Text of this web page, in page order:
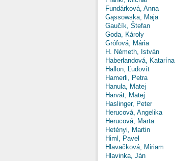
Fundárková, Anna
Gąssowska, Maja
Gaučík, Štefan
Goda, Károly
Grófová, Mária
H. Németh, István
Haberlandová, Katarína
Hallon, Ľudovít
Hamerli, Petra
Hanula, Matej
Harvát, Matej
Haslinger, Peter
Herucová, Angelika
Herucová, Marta
Hetényi, Martin
Himl, Pavel
Hlavačková, Miriam
Hlavinka, Ján